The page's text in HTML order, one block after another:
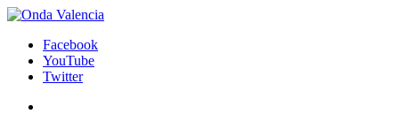
Facebook
YouTube
Twitter